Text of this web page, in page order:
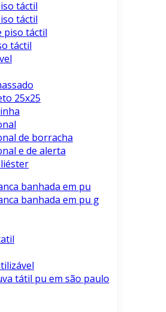
táctil
táctil
piso táctil
táctil
25x25
de borracha
e de alerta
banhada em pu
banhada em pu g
tátil pu em são paulo